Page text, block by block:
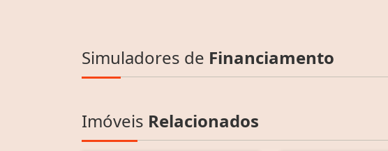
Simuladores de Financiamento
Imóveis Relacionados